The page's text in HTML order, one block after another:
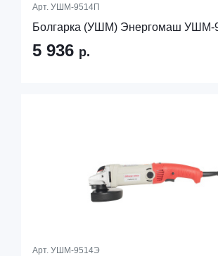
Арт. УШМ-9514П
Болгарка (УШМ) Энергомаш УШМ-
5 936 р.
Арт. УШМ-9514Э